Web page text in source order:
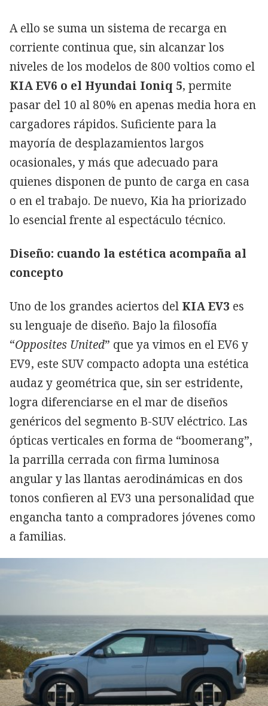
A ello se suma un sistema de recarga en
corriente continua que, sin alcanzar los
niveles de los modelos de 800 voltios como el
KIA EV6 o el Hyundai Ioniq 5, permite
pasar del 10 al 80% en apenas media hora en
cargadores rápidos. Suficiente para la
mayoría de desplazamientos largos
ocasionales, y más que adecuado para
quienes disponen de punto de carga en casa
o en el trabajo. De nuevo, Kia ha priorizado
lo esencial frente al espectáculo técnico.
Diseño: cuando la estética acompaña al
concepto
Uno de los grandes aciertos del KIA EV3 es
su lenguaje de diseño. Bajo la filosofía
“Opposites United” que ya vimos en el EV6 y
EV9, este SUV compacto adopta una estética
audaz y geométrica que, sin ser estridente,
logra diferenciarse en el mar de diseños
genéricos del segmento B-SUV eléctrico. Las
ópticas verticales en forma de “boomerang”,
la parrilla cerrada con firma luminosa
angular y las llantas aerodinámicas en dos
tonos confieren al EV3 una personalidad que
engancha tanto a compradores jóvenes como
a familias.